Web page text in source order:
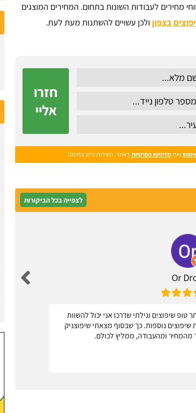
מחירים לעבודות השונות בתחום. המחירים המוצגים
בצפון ולכן עשויים להשתנות מעת לעת.
חזרו
אליי
ואתמדיניות הפרטיותבאתר. השירות ניתן בחינם!
לצפייה בכל הביקורות
Or
שיפוצים וגילתי שדרכו אני יכול להשוות
שיפוצים נוספות. כך שבסוף מצאתי שיפוצניק
ומהעבודה, ממליץ לכולם.